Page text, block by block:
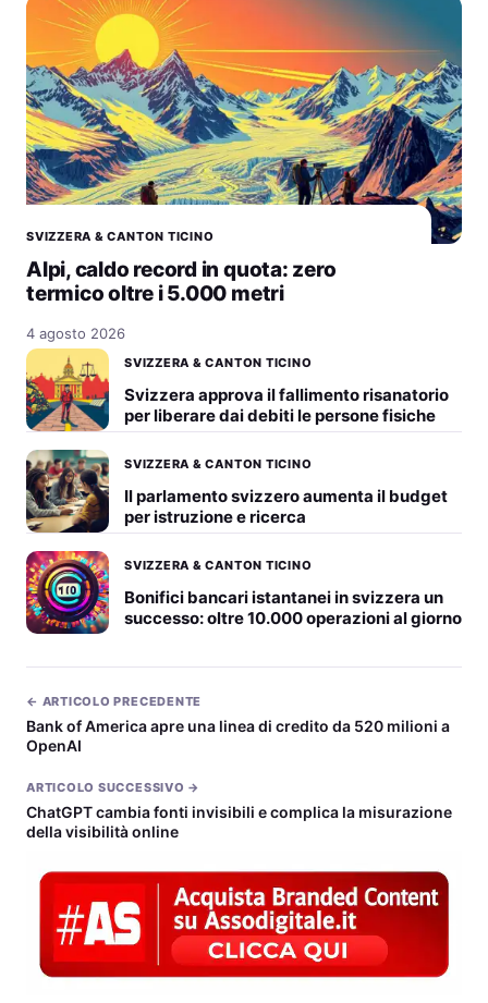
SVIZZERA & CANTON TICINO
Alpi, caldo record in quota: zero
termico oltre i 5.000 metri
4 agosto 2026
SVIZZERA & CANTON TICINO
Svizzera approva il fallimento risanatorio
per liberare dai debiti le persone fisiche
SVIZZERA & CANTON TICINO
Il parlamento svizzero aumenta il budget
per istruzione e ricerca
SVIZZERA & CANTON TICINO
Bonifici bancari istantanei in svizzera un
successo: oltre 10.000 operazioni al giorno
← ARTICOLO PRECEDENTE
Bank of America apre una linea di credito da 520 milioni a
OpenAI
ARTICOLO SUCCESSIVO →
ChatGPT cambia fonti invisibili e complica la misurazione
della visibilità online